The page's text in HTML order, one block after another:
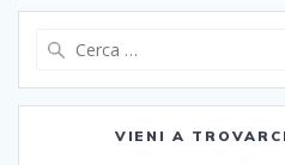
VIENI A